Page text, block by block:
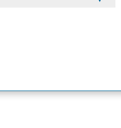
von Göttingen aus